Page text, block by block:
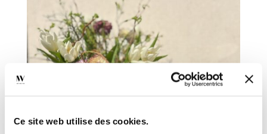
Ce site web utilise des cookies.